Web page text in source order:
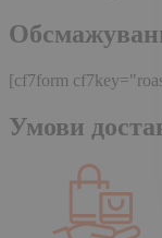
[cf7form
Умови